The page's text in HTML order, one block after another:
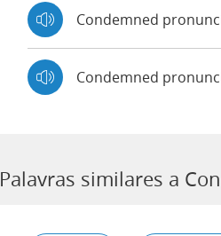
Condemned
Condemned
Palavras similares a